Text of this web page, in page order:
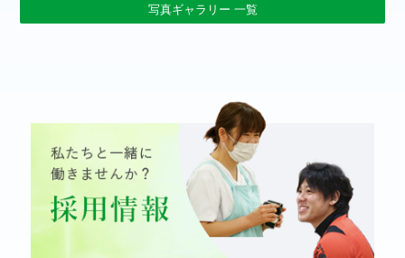
写真ギャラリー 一覧